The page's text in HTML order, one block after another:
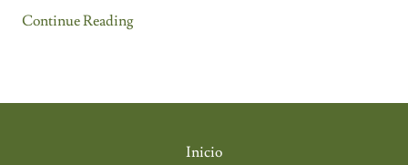
Continue Reading
Inicio